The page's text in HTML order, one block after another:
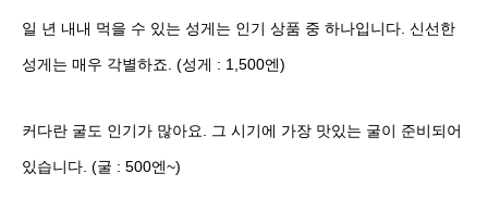
일 년 내내 먹을 수 있는 성게는 인기 상품 중 하나입니다. 신선한
성게는 매우 각별하죠. (성게 : 1,500엔)
커다란 굴도 인기가 많아요. 그 시기에 가장 맛있는 굴이 준비되어
있습니다. (굴 : 500엔~)